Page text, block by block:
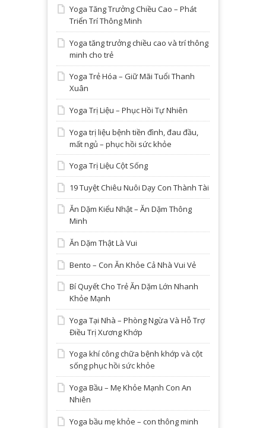
Yoga Tăng Trưởng Chiều Cao – Phát
Triển Trí Thông Minh
Yoga tăng trưởng chiều cao và trí thông
minh cho trẻ
Yoga Trẻ Hóa – Giữ Mãi Tuổi Thanh
Xuân
Yoga Trị Liệu – Phục Hồi Tự Nhiên
Yoga trị liệu bệnh tiền đình, đau đầu,
mất ngủ – phục hồi sức khỏe
Yoga Trị Liệu Cột Sống
19 Tuyệt Chiêu Nuôi Dạy Con Thành Tài
Ăn Dặm Kiểu Nhật – Ăn Dặm Thông
Minh
Ăn Dặm Thật Là Vui
Bento – Con Ăn Khỏe Cả Nhà Vui Vẻ
Bí Quyết Cho Trẻ Ăn Dặm Lớn Nhanh
Khỏe Mạnh
Yoga Tại Nhà – Phòng Ngừa Và Hỗ Trợ
Điều Trị Xương Khớp
Yoga khí công chữa bệnh khớp và cột
sống phục hồi sức khỏe
Yoga Bầu – Mẹ Khỏe Mạnh Con An
Nhiên
Yoga bầu mẹ khỏe – con thông minh